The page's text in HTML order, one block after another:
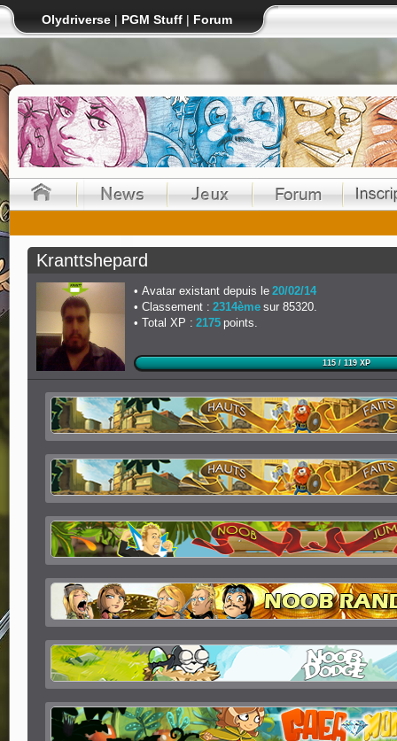
Olydriverse | PGM Stuff | Forum
Kranttshepard
Avatar existant depuis le 20/02/14
Classement : 2314ème sur 85320.
Total XP : 2175 points.
115 / 119 XP